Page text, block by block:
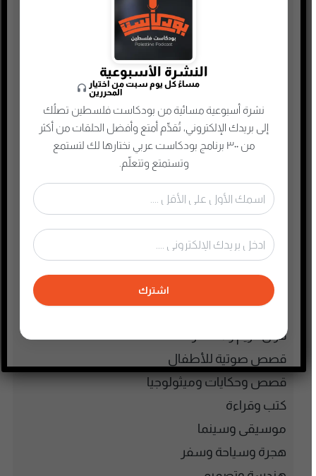
سياسة واقتصاد
سيرة ذاتية
صحافة وإعلام جديد
عام
علوم وصحة
غير مصنف
فلسطين
قرآن كريم ومحاضرات
قصص صوتية للأطفال
قصص وحكايات وميثولوجيا
كتب وقراءة
موسيقى وسينما
هجرة وسياحة وسفر
النشرة الأسبوعية
مساءً كل يوم سبت من اختيار
المحررين
نشرة أسبوعية مسائية من بودكاست فلسطين تصلُك
إلى بريدك الإلكتروني، تُقدِّم أمتع وأفضل الحلقات من أكثر
من ٣٠٠ برنامج بودكاست عربي نختارها لك لتستمع
وتستمتع وتتعلّم.
اشترك